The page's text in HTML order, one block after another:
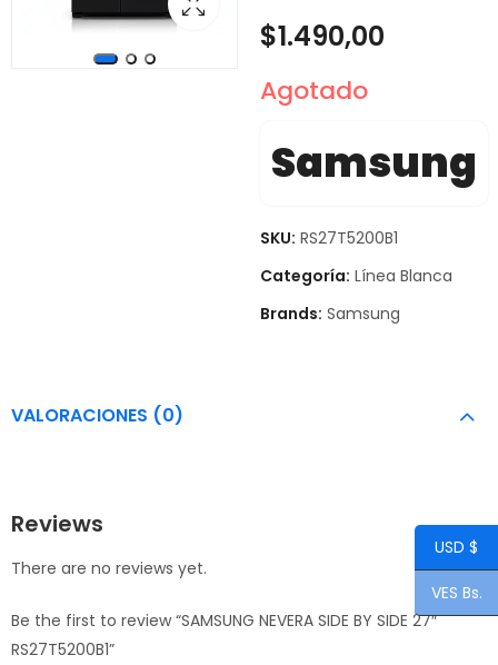
$1.490,00
Agotado
Samsung
SKU: RS27T5200B1
Categoría: Línea Blanca
Brands: Samsung
VALORACIONES (0)
Reviews
There are no reviews yet.
Be the first to review “SAMSUNG NEVERA SIDE BY SIDE 27″
RS27T5200B1”
USD $
VES Bs.